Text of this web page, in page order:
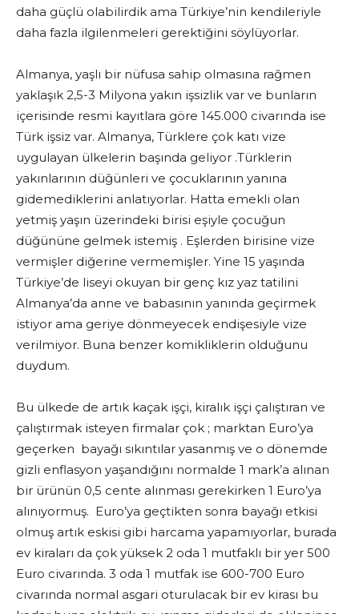
daha güçlü olabilirdik ama Türkiye’nin kendileriyle
daha fazla ilgilenmeleri gerektiğini söylüyorlar.
Almanya, yaşlı bir nüfusa sahip olmasına rağmen
yaklaşık 2,5-3 Milyona yakın işsizlik var ve bunların
içerisinde resmi kayıtlara göre 145.000 civarında ise
Türk işsiz var. Almanya, Türklere çok katı vize
uygulayan ülkelerin başında geliyor .Türklerin
yakınlarının düğünleri ve çocuklarının yanına
gidemediklerini anlatıyorlar. Hatta emekli olan
yetmiş yaşın üzerindeki birisi eşiyle çocuğun
düğününe gelmek istemiş . Eşlerden birisine vize
vermişler diğerine vermemişler. Yine 15 yaşında
Türkiye’de liseyi okuyan bir genç kız yaz tatilini
Almanya’da anne ve babasının yanında geçirmek
istiyor ama geriye dönmeyecek endişesiyle vize
verilmiyor. Buna benzer komikliklerin olduğunu
duydum.
Bu ülkede de artık kaçak işçi, kiralık işçi çalıştıran ve
çalıştırmak isteyen firmalar çok ; marktan Euro’ya
geçerken bayağı sıkıntılar yasanmış ve o dönemde
gizli enflasyon yaşandığını normalde 1 mark’a alınan
bir ürünün 0,5 cente alınması gerekirken 1 Euro’ya
alınıyormuş. Euro’ya geçtikten sonra bayağı etkisi
olmuş artık eskisi gibi harcama yapamıyorlar, burada
ev kiraları da çok yüksek 2 oda 1 mutfaklı bir yer 500
Euro civarında. 3 oda 1 mutfak ise 600-700 Euro
civarında normal asgari oturulacak bir ev kirası bu